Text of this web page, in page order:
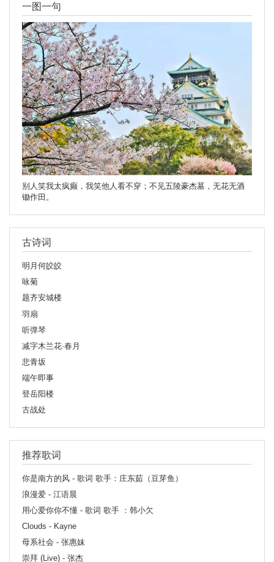
一图一句
别人笑我太疯癫，我笑他人看不穿；不见五陵豪杰墓，无花无酒
锄作田。
古诗词
明月何皎皎
咏菊
题齐安城楼
羽扇
听弹琴
减字木兰花·春月
悲青坂
端午即事
登岳阳楼
古战处
推荐歌词
你是南方的风 - 歌词 歌手：庄东茹（豆芽鱼）
浪漫爱 - 江语晨
用心爱你你不懂 - 歌词 歌手 ：韩小欠
Clouds - Kayne
母系社会 - 张惠妹
崇拜 (Live) - 张杰